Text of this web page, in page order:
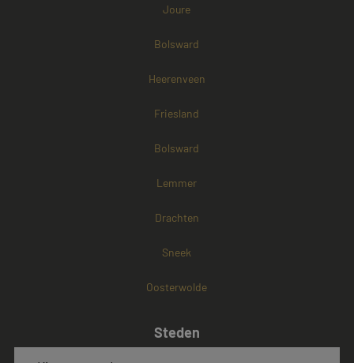
Joure
Bolsward
Heerenveen
Friesland
Bolsward
Lemmer
Drachten
Sneek
Oosterwolde
Steden